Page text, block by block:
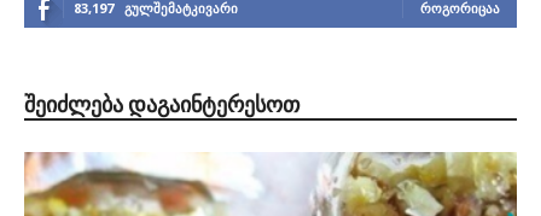
83,197 გულშემატკივარი ᲠᲝᲒᲝᲠᲘᲪᲐᲐ
ᲨᲔᲘᲫᲚᲔᲑᲐ ᲓᲐᲒᲐᲘᲜᲢᲔᲠᲔᲡᲝᲗ